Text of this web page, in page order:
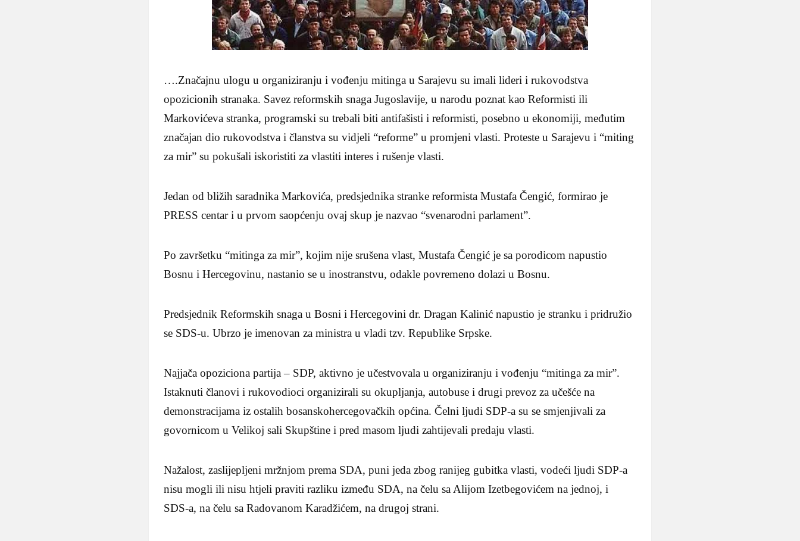
….Značajnu ulogu u organiziranju i vođenju mitinga u Sarajevu su imali lideri i rukovodstva
opozicionih stranaka. Savez reformskih snaga Jugoslavije, u narodu poznat kao Reformisti ili
Markovićeva stranka, programski su trebali biti antifašisti i reformisti, posebno u ekonomiji, međutim
značajan dio rukovodstva i članstva su vidjeli “reforme” u promjeni vlasti. Proteste u Sarajevu i “miting
za mir” su pokušali iskoristiti za vlastiti interes i rušenje vlasti.
Jedan od bližih saradnika Markovića, predsjednika stranke reformista Mustafa Čengić, formirao je
PRESS centar i u prvom saopćenju ovaj skup je nazvao “svenarodni parlament”.
Po završetku “mitinga za mir”, kojim nije srušena vlast, Mustafa Čengić je sa porodicom napustio
Bosnu i Hercegovinu, nastanio se u inostranstvu, odakle povremeno dolazi u Bosnu.
Predsjednik Reformskih snaga u Bosni i Hercegovini dr. Dragan Kalinić napustio je stranku i pridružio
se SDS-u. Ubrzo je imenovan za ministra u vladi tzv. Republike Srpske.
Najjača opoziciona partija – SDP, aktivno je učestvovala u organiziranju i vođenju “mitinga za mir”.
Istaknuti članovi i rukovodioci organizirali su okupljanja, autobuse i drugi prevoz za učešće na
demonstracijama iz ostalih bosanskohercegovačkih općina. Čelni ljudi SDP-a su se smjenjivali za
govornicom u Velikoj sali Skupštine i pred masom ljudi zahtijevali predaju vlasti.
Nažalost, zaslijepljeni mržnjom prema SDA, puni jeda zbog ranijeg gubitka vlasti, vodeći ljudi SDP-a
nisu mogli ili nisu htjeli praviti razliku između SDA, na čelu sa Alijom Izetbegovićem na jednoj, i
SDS-a, na čelu sa Radovanom Karadžićem, na drugoj strani.